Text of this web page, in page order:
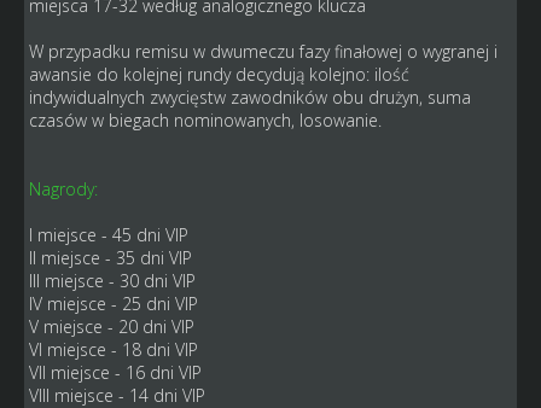
miejsca 17-32 według analogicznego klucza
W przypadku remisu w dwumeczu fazy finałowej o wygranej i
awansie do kolejnej rundy decydują kolejno: ilość
indywidualnych zwycięstw zawodników obu drużyn, suma
czasów w biegach nominowanych, losowanie.
Nagrody:
I miejsce - 45 dni VIP
II miejsce - 35 dni VIP
III miejsce - 30 dni VIP
IV miejsce - 25 dni VIP
V miejsce - 20 dni VIP
VI miejsce - 18 dni VIP
VII miejsce - 16 dni VIP
VIII miejsce - 14 dni VIP